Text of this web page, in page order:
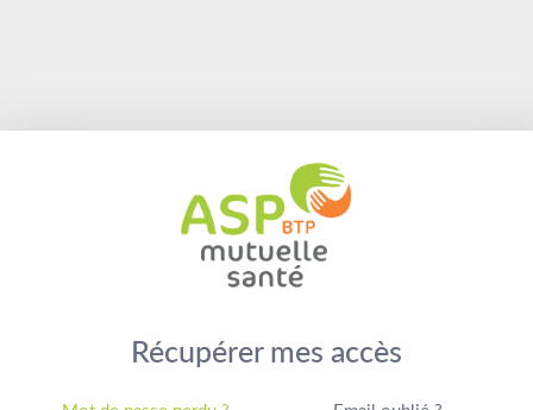
mutuelle
Récupérer mes accès